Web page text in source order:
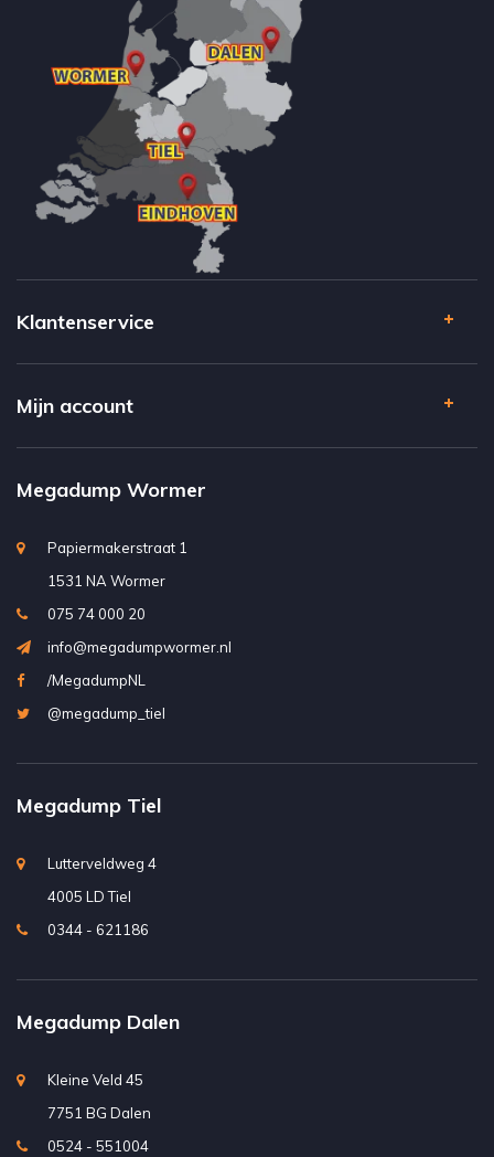
Klantenservice
Mijn account
Megadump Wormer
Papiermakerstraat 1
1531 NA Wormer
075 74 000 20
info@megadumpwormer.nl
/MegadumpNL
@megadump_tiel
Megadump Tiel
Lutterveldweg 4
4005 LD Tiel
0344 - 621186
Megadump Dalen
Kleine Veld 45
7751 BG Dalen
0524 - 551004